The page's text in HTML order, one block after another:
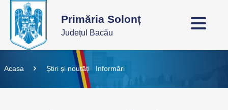
Primăria Solonț
Județul Bacău
Acasa Știri și noutăți Informări